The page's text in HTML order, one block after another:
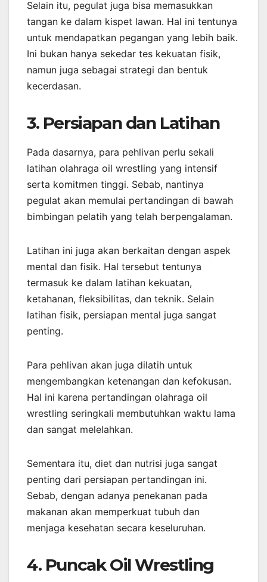
Selain itu, pegulat juga bisa memasukkan
tangan ke dalam kispet lawan. Hal ini tentunya
untuk mendapatkan pegangan yang lebih baik.
Ini bukan hanya sekedar tes kekuatan fisik,
namun juga sebagai strategi dan bentuk
kecerdasan.
3. Persiapan dan Latihan
Pada dasarnya, para pehlivan perlu sekali
latihan olahraga oil wrestling yang intensif
serta komitmen tinggi. Sebab, nantinya
pegulat akan memulai pertandingan di bawah
bimbingan pelatih yang telah berpengalaman.
Latihan ini juga akan berkaitan dengan aspek
mental dan fisik. Hal tersebut tentunya
termasuk ke dalam latihan kekuatan,
ketahanan, fleksibilitas, dan teknik. Selain
latihan fisik, persiapan mental juga sangat
penting.
Para pehlivan akan juga dilatih untuk
mengembangkan ketenangan dan kefokusan.
Hal ini karena pertandingan olahraga oil
wrestling seringkali membutuhkan waktu lama
dan sangat melelahkan.
Sementara itu, diet dan nutrisi juga sangat
penting dari persiapan pertandingan ini.
Sebab, dengan adanya penekanan pada
makanan akan memperkuat tubuh dan
menjaga kesehatan secara keseluruhan.
4. Puncak Oil Wrestling